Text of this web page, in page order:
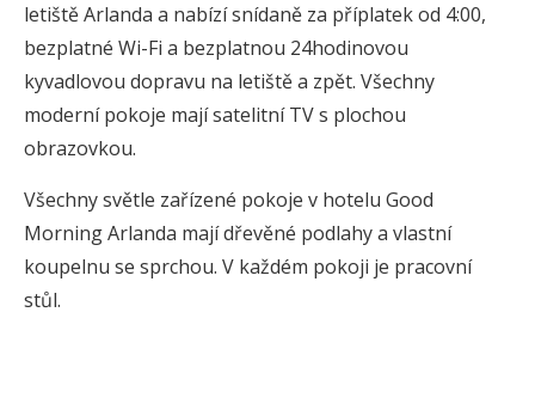
letiště Arlanda a nabízí snídaně za příplatek od 4:00,
bezplatné Wi-Fi a bezplatnou 24hodinovou
kyvadlovou dopravu na letiště a zpět. Všechny
moderní pokoje mají satelitní TV s plochou
obrazovkou.
Všechny světle zařízené pokoje v hotelu Good
Morning Arlanda mají dřevěné podlahy a vlastní
koupelnu se sprchou. V každém pokoji je pracovní
stůl.